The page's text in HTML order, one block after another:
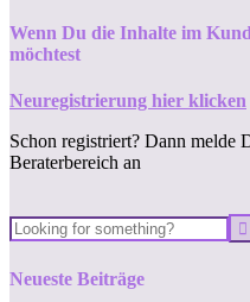
Wenn Du die Inhalte im
möchtest
Neuregistrierung hier klicken
Schon registriert? Dann melde
Beraterbereich an
Neueste Beiträge